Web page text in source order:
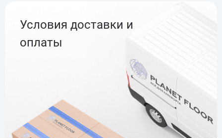
Условия доставки и
оплаты